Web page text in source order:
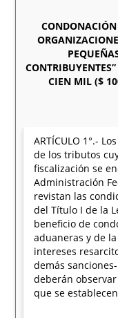
CIEN MIL ($
ARTÍCULO 1°.-
de los tributos
fiscalización se
Administración
revistan las
del Título I de la
beneficio de
aduaneras y de
intereses
demás
deberán
que se